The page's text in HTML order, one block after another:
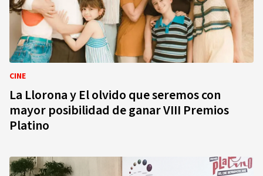
CINE
La Llorona y El olvido que seremos con
mayor posibilidad de ganar VIII Premios
Platino